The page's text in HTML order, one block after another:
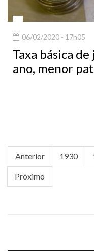
Taxa básica de
ano, menor
Anterior 1930
Próximo